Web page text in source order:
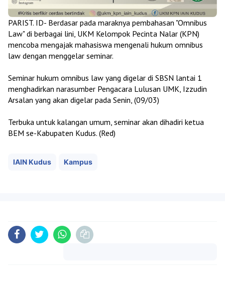
PARIST. ID- Berdasar pada maraknya pembahasan "Omnibus
Law" di berbagai lini, UKM Kelompok Pecinta Nalar (KPN)
mencoba mengajak mahasiswa mengenali hukum omnibus
law dengan menggelar seminar.
Seminar hukum omnibus law yang digelar di SBSN lantai 1
menghadirkan narasumber Pengacara Lulusan UMK, Izzudin
Arsalan yang akan digelar pada Senin, (09/03)
Terbuka untuk kalangan umum, seminar akan dihadiri ketua
BEM se-Kabupaten Kudus. (Red)
IAIN Kudus Kampus